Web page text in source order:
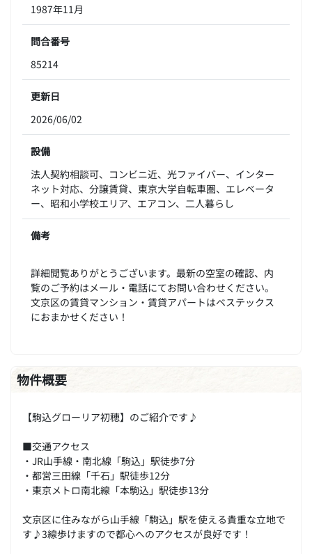
1987年11月
問合番号
85214
更新日
2026/06/02
設備
法人契約相談可、コンビニ近、光ファイバー、インター
ネット対応、分譲賃貸、東京大学自転車圏、エレベータ
ー、昭和小学校エリア、エアコン、二人暮らし
備考
詳細閲覧ありがとうございます。最新の空室の確認、内
覧のご予約はメール・電話にてお問い合わせください。
文京区の賃貸マンション・賃貸アパートはベステックス
におまかせください！
物件概要
【駒込グローリア初穂】のご紹介です♪
■交通アクセス
・JR山手線・南北線「駒込」駅徒歩7分
・都営三田線「千石」駅徒歩12分
・東京メトロ南北線「本駒込」駅徒歩13分
文京区に住みながら山手線「駒込」駅を使える貴重な立地で
す♪3線歩けますので都心へのアクセスが良好です！